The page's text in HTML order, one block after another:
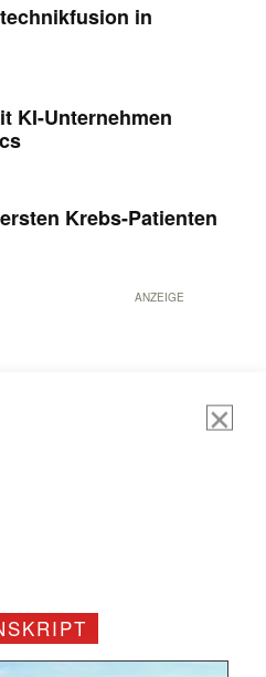
Newsletter
in
KI-Unternehmen
Krebs-Patienten
ANZEIGE